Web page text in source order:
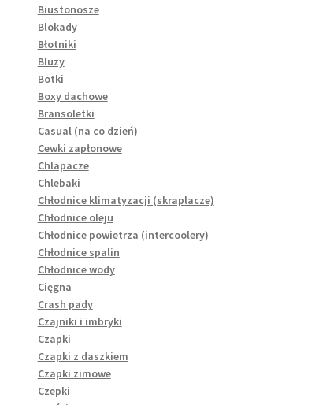
Biustonosze
Blokady
Błotniki
Bluzy
Botki
Boxy dachowe
Bransoletki
Casual (na co dzień)
Cewki zapłonowe
Chlapacze
Chlebaki
Chłodnice klimatyzacji (skraplacze)
Chłodnice oleju
Chłodnice powietrza (intercoolery)
Chłodnice spalin
Chłodnice wody
Cięgna
Crash pady
Czajniki i imbryki
Czapki
Czapki z daszkiem
Czapki zimowe
Czepki